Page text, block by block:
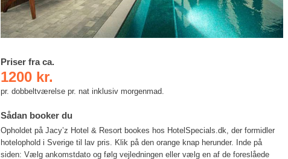
Priser fra ca.
1200 kr.
pr. dobbeltværelse pr. nat inklusiv morgenmad.
Sådan booker du
Opholdet på Jacy’z Hotel & Resort bookes hos HotelSpecials.dk, der formidler
hotelophold i Sverige til lav pris. Klik på den orange knap herunder. Inde på
siden: Vælg ankomstdato og følg vejledningen eller vælg en af de foreslåede